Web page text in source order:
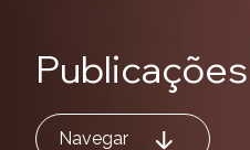
Publicações
Navegar